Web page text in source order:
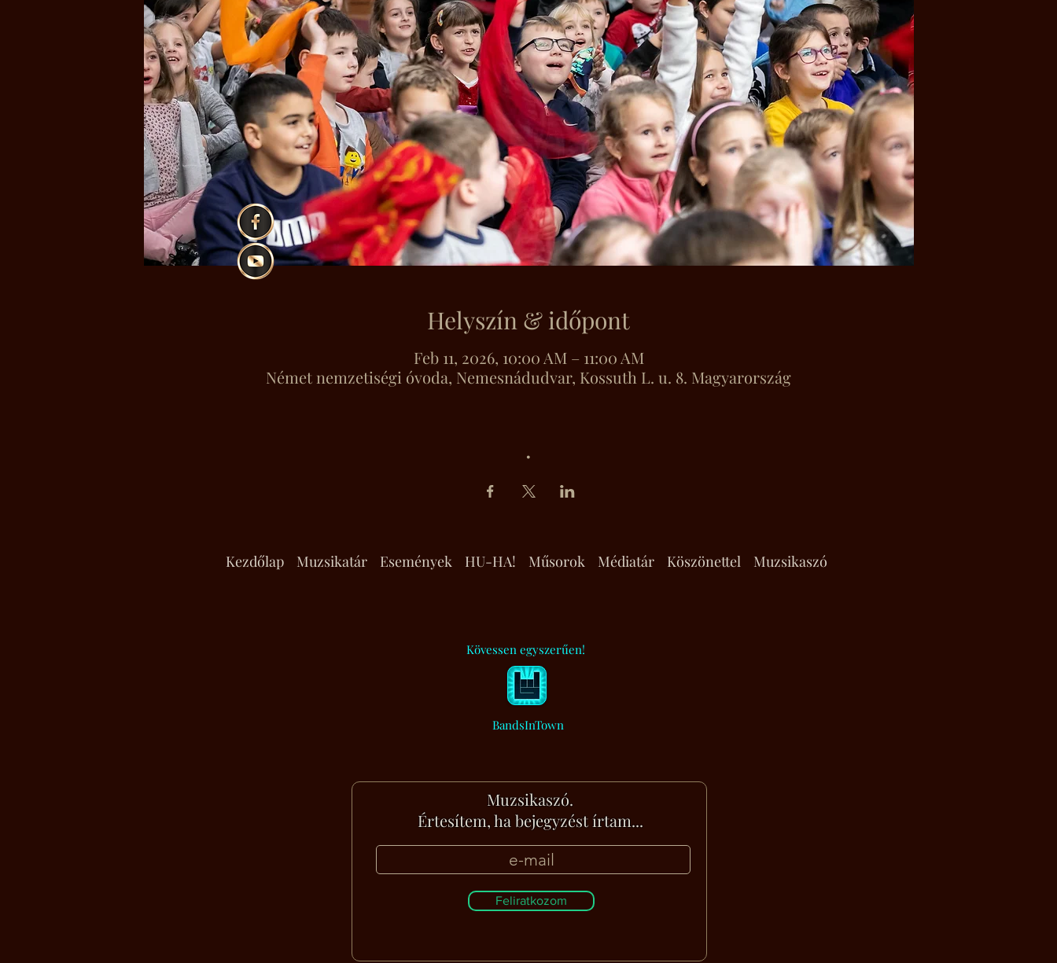
Helyszín & időpont
Feb 11, 2026, 10:00 AM – 11:00 AM
Német nemzetiségi óvoda, Nemesnádudvar, Kossuth L. u. 8. Magyarország
.
Kezdőlap Muzsikatár Események HU-HA! Műsorok Médiatár Köszönettel Muzsikaszó
Kövessen egyszerűen!
BandsInTown
Muzsikaszó.
Értesítem, ha bejegyzést írtam...
Feliratkozom